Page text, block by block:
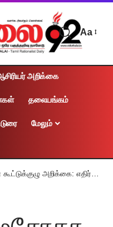
Aa
அறிக்கை
தலையங்கம்
மேலும்
எதிர்ப்பு – மக்களவை ஒத்திவைப்பு